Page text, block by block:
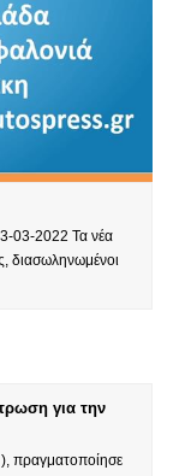
03-2022 Τα νέα
διασωληνωμένοι
για την
πραγματοποίησε